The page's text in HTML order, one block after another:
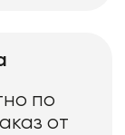
по
от